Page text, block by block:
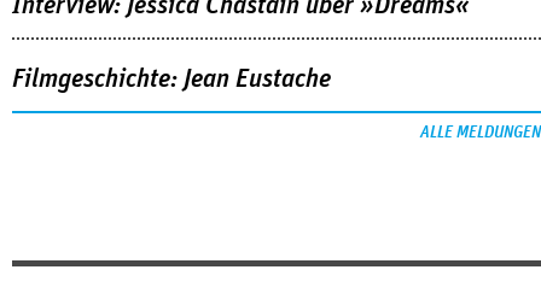
Interview: Jessica Chastain über »Dreams«
Filmgeschichte: Jean Eustache
ALLE MELDUNGEN